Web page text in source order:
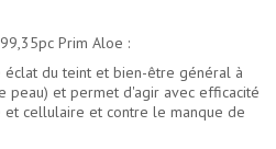
Prim Aloe :
du teint et bien-être général à
peau) et permet d'agir avec efficacité
cellulaire et contre le manque de